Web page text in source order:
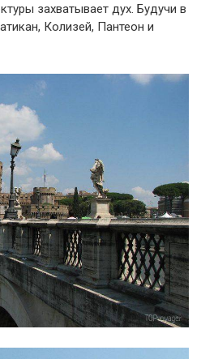
захватывает дух. Будучи в
Колизей, Пантеон и